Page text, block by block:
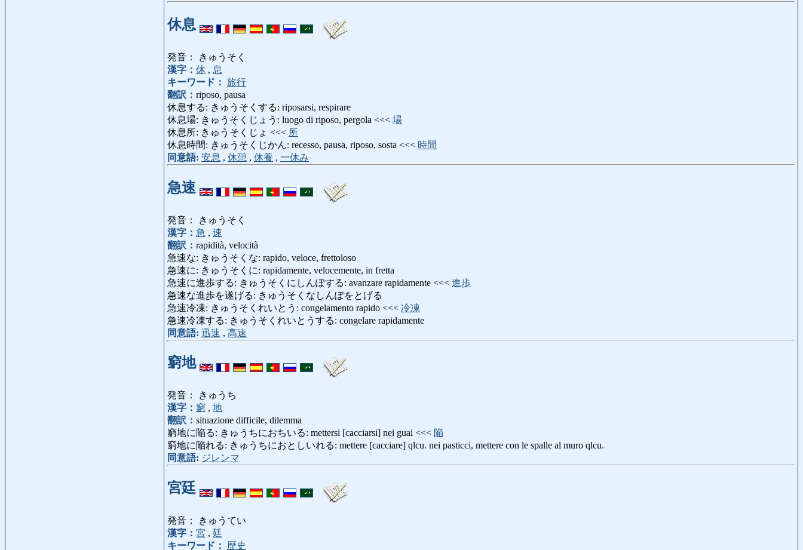
休息
発音： きゅうそく
漢字： 休 , 息
キーワード： 旅行
翻訳： riposo, pausa
休息する: きゅうそくする: riposarsi, respirare
休息場: きゅうそくじょう: luogo di riposo, pergola <<< 場
休息所: きゅうそくじょ <<< 所
休息時間: きゅうそくじかん: recesso, pausa, riposo, sosta <<< 時間
同意語: 安息 , 休憩 , 休養 , 一休み
急速
発音： きゅうそく
漢字： 急 , 速
翻訳： rapidità, velocità
急速な: きゅうそくな: rapido, veloce, frettoloso
急速に: きゅうそくに: rapidamente, velocemente, in fretta
急速に進歩する: きゅうそくにしんぽする: avanzare rapidamente <<< 進歩
急速な進歩を遂げる: きゅうそくなしんぽをとげる
急速冷凍: きゅうそくれいとう: congelamento rapido <<< 冷凍
急速冷凍する: きゅうそくれいとうする: congelare rapidamente
同意語: 迅速 , 高速
窮地
発音： きゅうち
漢字： 窮 , 地
翻訳： situazione difficile, dilemma
窮地に陥る: きゅうちにおちいる: mettersi [cacciarsi] nei guai <<< 陥
窮地に陥れる: きゅうちにおとしいれる: mettere [cacciare] qlcu. nei pasticci, mettere con le spalle al muro qlcu.
同意語: ジレンマ
宮廷
発音： きゅうてい
漢字： 宮 , 廷
キーワード：
歴史